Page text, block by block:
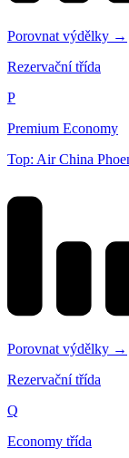
Porovnat výdělky →
Rezervační třída
P
Premium Economy
Top: Air China
Porovnat výdělky →
Rezervační třída
Q
Economy třída